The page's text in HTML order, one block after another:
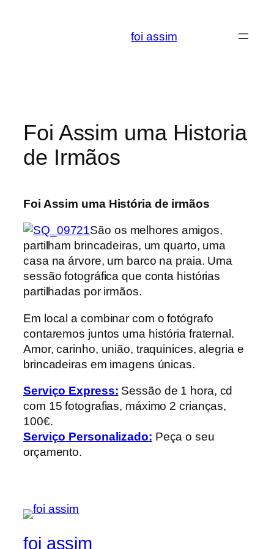
foi assim
Foi Assim uma Historia
de Irmãos
Foi Assim uma História de irmãos
São os melhores amigos,
partilham brincadeiras, um quarto, uma
casa na árvore, um barco na praia. Uma
sessão fotográfica que conta histórias
partilhadas por irmãos.
Em local a combinar com o fotógrafo
contaremos juntos uma história fraternal.
Amor, carinho, união, traquinices, alegria e
brincadeiras em imagens únicas.
Serviço Express: Sessão de 1 hora, cd
com 15 fotografias, máximo 2 crianças,
100€.
Serviço Personalizado: Peça o seu
orçamento.
foi assim